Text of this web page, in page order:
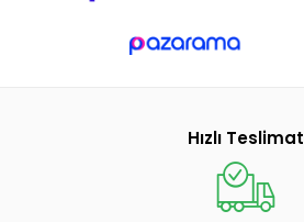
Hızlı Teslimat